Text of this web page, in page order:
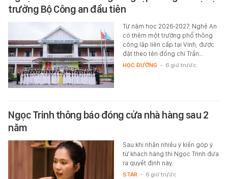
trưởng Bộ Công an đầu tiên
Từ năm học 2026-2027, Nghệ An
có thêm một trường phổ thông
công lập liên cấp tại Vinh, được
đặt theo tên đồng chí Trần…
HỌC ĐƯỜNG - 6 giờ trước
Ngọc Trinh thông báo đóng cửa nhà hàng sau 2
năm
Sau khi nhận nhiều ý kiến góp ý
từ khách hàng thì Ngọc Trinh đưa
ra quyết định này.
STAR - 6 giờ trước